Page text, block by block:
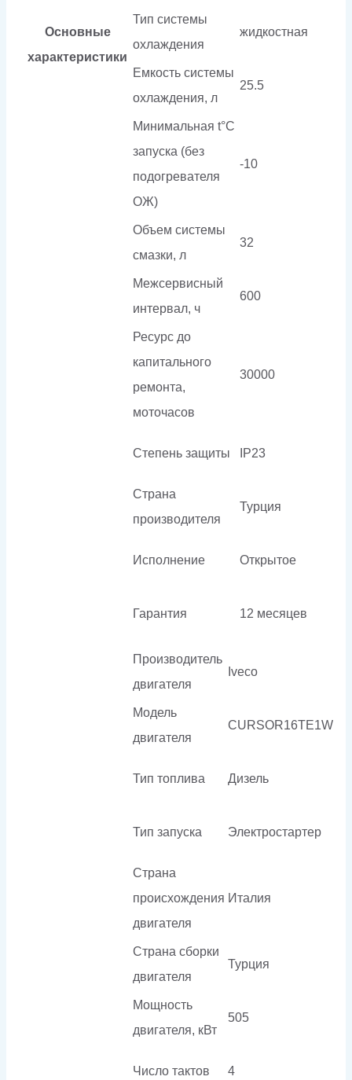
Основные
характеристики
Тип системы
охлаждения
жидкостная
Емкость системы
охлаждения, л
25.5
Минимальная t°С
запуска (без
подогревателя
ОЖ)
-10
Объем системы
смазки, л
32
Межсервисный
интервал, ч
600
Ресурс до
капитального
ремонта,
моточасов
30000
Степень защиты IP23
Страна
производителя
Турция
Исполнение Открытое
Гарантия 12 месяцев
Производитель
двигателя
Iveco
Модель
двигателя
CURSOR16TE1W
Тип топлива Дизель
Тип запуска Электростартер
Страна
происхождения
двигателя
Италия
Страна сборки
двигателя
Турция
Мощность
двигателя, кВт
505
Число тактов 4